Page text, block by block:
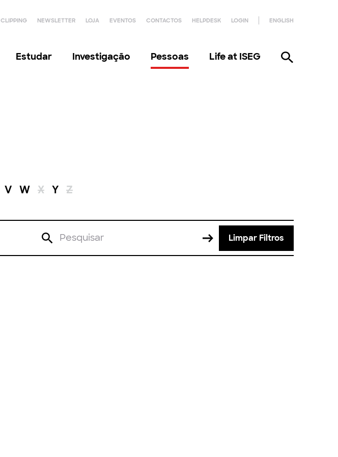
CLIPPING NEWSLETTER LOJA EVENTOS CONTACTOS HELPDESK LOGIN ENGLISH
Estudar Investigação Pessoas Life at ISEG
V W X Y Z
Limpar Filtros